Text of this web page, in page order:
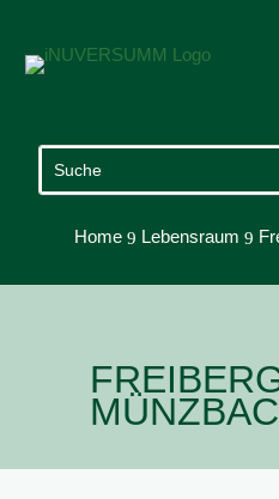
Home 9 Lebensraum 9